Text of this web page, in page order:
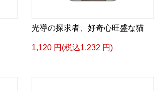
光導の探求者、好奇心旺盛な猫
1,120 円(税込1,232 円)